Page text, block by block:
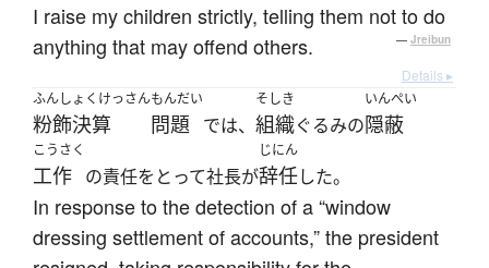
I raise my children strictly, telling them not to do
anything that may offend others.
— Jreibun
Details ▸
ふんしょくけっさん
粉飾決算
もんだい
問題 では、
そしき
組織ぐるみの
いんぺい
隠蔽
こうさく
工作 の責任をとって社長が
じにん
辞任した。
In response to the detection of a “window
dressing settlement of accounts,” the president